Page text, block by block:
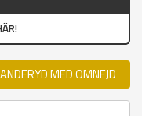
MED OMNEJD